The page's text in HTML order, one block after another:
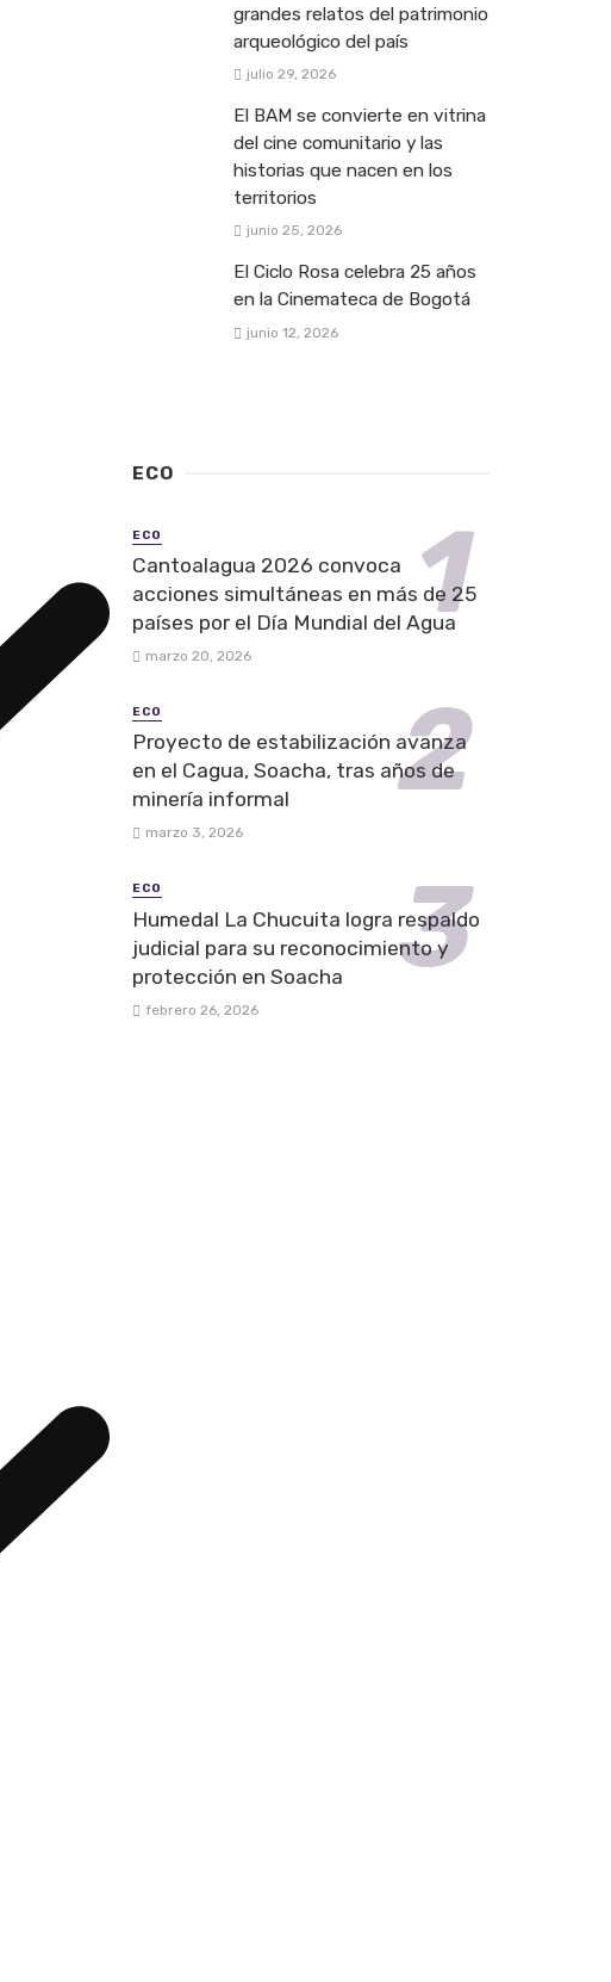
grandes relatos del patrimonio
arqueológico del país
julio 29, 2026
El BAM se convierte en vitrina
del cine comunitario y las
historias que nacen en los
territorios
junio 25, 2026
El Ciclo Rosa celebra 25 años
en la Cinemateca de Bogotá
junio 12, 2026
ECO
ECO
Cantoalagua 2026 convoca
acciones simultáneas en más de 25
países por el Día Mundial del Agua
marzo 20, 2026
ECO
Proyecto de estabilización avanza
en el Cagua, Soacha, tras años de
minería informal
marzo 3, 2026
ECO
Humedal La Chucuita logra respaldo
judicial para su reconocimiento y
protección en Soacha
febrero 26, 2026